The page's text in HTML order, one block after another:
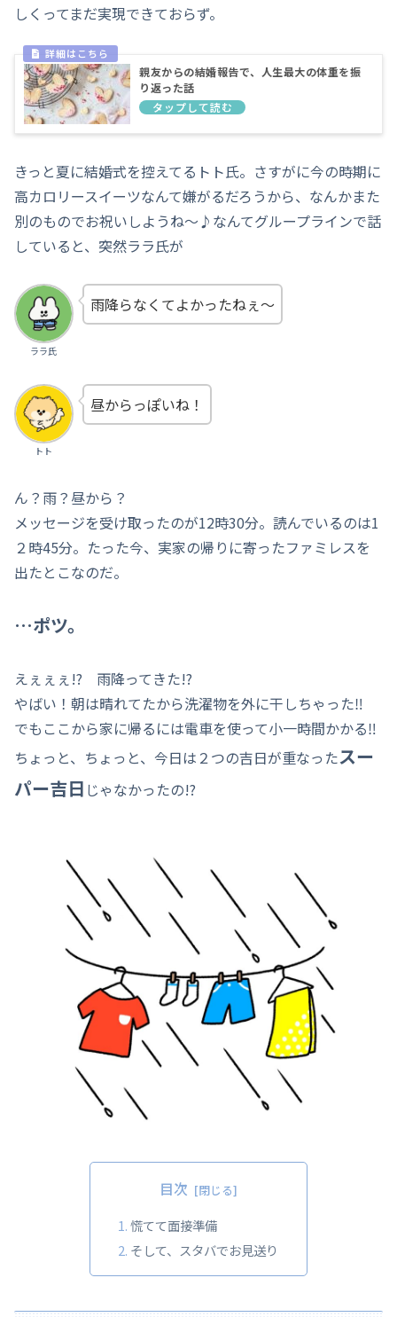
しくってまだ実現できておらず。
親友からの結婚報告で、人生最大の体重を振
り返った話
きっと夏に結婚式を控えてるトト氏。さすがに今の時期に
高カロリースイーツなんて嫌がるだろうから、なんかまた
別のものでお祝いしようね～♪なんてグループラインで話
していると、突然ララ氏が
ララ氏
雨降らなくてよかったねぇ～
トト
昼からっぽいね！
ん？雨？昼から？
メッセージを受け取ったのが12時30分。読んでいるのは1
２時45分。たった今、実家の帰りに寄ったファミレスを
出たとこなのだ。
…ポツ。
えぇぇぇ!? 雨降ってきた!?
やばい！朝は晴れてたから洗濯物を外に干しちゃった‼
でもここから家に帰るには電車を使って小一時間かかる‼
ちょっと、ちょっと、今日は２つの吉日が重なったスー
パー吉日 じゃなかったの!?
目次
慌てて面接準備
そして、スタバでお見送り